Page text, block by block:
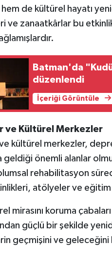
hem de kültürel hayatı
ve zanaatkârlar bu
Batman'da
düzenlendi
İçeriği Görüntüle
ve Kültürel Merkezler
kültürel merkezler,
geldiği önemli alanlar
rehabilitasyon
atölyeler ve
mirasını koruma
güçlü bir şekilde
geçmişini ve